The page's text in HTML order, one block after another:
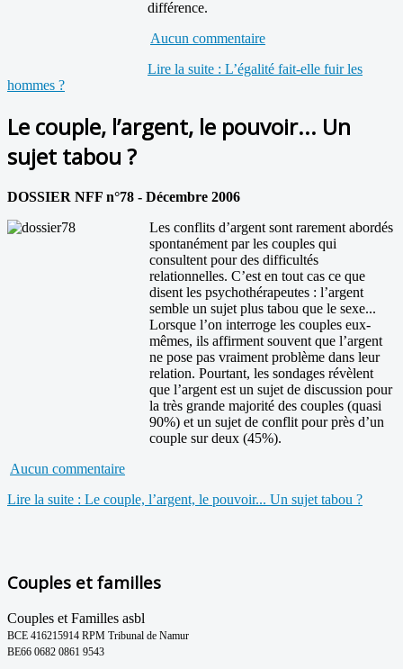
différence.
Aucun commentaire
Lire la suite : L’égalité fait-elle fuir les
hommes ?
Le couple, l’argent, le pouvoir... Un
sujet tabou ?
DOSSIER NFF n°78 - Décembre 2006
Les conflits d’argent sont rarement abordés
spontanément par les couples qui
consultent pour des difficultés
relationnelles. C’est en tout cas ce que
disent les psychothérapeutes : l’argent
semble un sujet plus tabou que le sexe...
Lorsque l’on interroge les couples eux-
mêmes, ils affirment souvent que l’argent
ne pose pas vraiment problème dans leur
relation. Pourtant, les sondages révèlent
que l’argent est un sujet de discussion pour
la très grande majorité des couples (quasi
90%) et un sujet de conflit pour près d’un
couple sur deux (45%).
Aucun commentaire
Lire la suite : Le couple, l’argent, le pouvoir... Un sujet tabou ?
Couples et familles
Couples et Familles asbl
BCE 416215914 RPM Tribunal de Namur
BE66 0682 0861 9543